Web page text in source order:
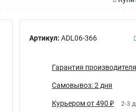
Артикул: ADL06-366
Гарантия
Самовывоз: 2 дня
Курьером от 490 ₽ 2-3